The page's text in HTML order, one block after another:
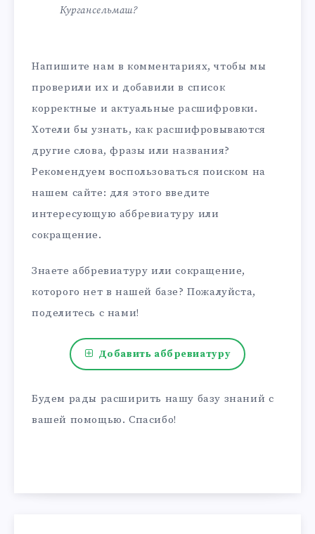
Кургансельмаш?
Напишите нам в комментариях, чтобы мы
проверили их и добавили в список
корректные и актуальные расшифровки.
Хотели бы узнать, как расшифровываются
другие слова, фразы или названия?
Рекомендуем воспользоваться поиском на
нашем сайте: для этого введите
интересующую аббревиатуру или
сокращение.
Знаете аббревиатуру или сокращение,
которого нет в нашей базе? Пожалуйста,
поделитесь с нами!
Добавить аббревиатуру
Будем рады расширить нашу базу знаний с
вашей помощью. Спасибо!